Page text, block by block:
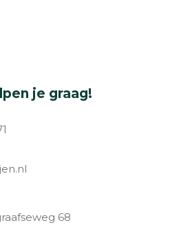
je graag!
68